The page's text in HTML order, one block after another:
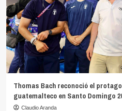
Thomas Bach reconoció el
guatemalteco en Santo Domingo
Claudio Aranda